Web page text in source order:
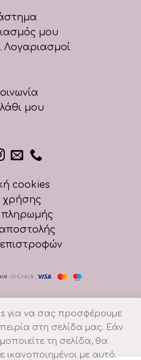
μου
Λογαριασμοί
μου
cookies
χρήσης
πληρωμής
επιστροφών
για να σας προσφέρουμε
στη σελίδα μας. Εάν
τη σελίδα, θα
με αυτό.